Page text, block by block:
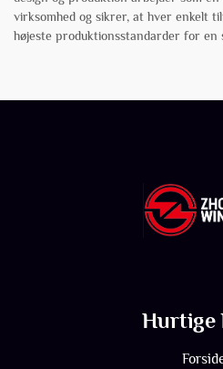
virksomhed og sikrer, at hver enkelt
højeste produktionsstandarder for en
Hurtige